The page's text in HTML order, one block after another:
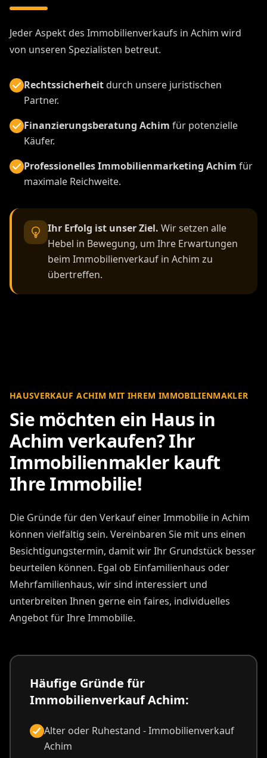
Jeder Aspekt des Immobilienverkaufs in Achim wird
von unseren Spezialisten betreut.
Rechtssicherheitdurch unsere juristischen
Partner.
Finanzierungsberatung Achim für potenzielle
Käufer.
Professionelles Immobilienmarketing Achim für
maximale Reichweite.
Ihr Erfolg ist unser Ziel. Wir setzen alle
Hebel in Bewegung, um Ihre Erwartungen
beim Immobilienverkauf in Achim zu
übertreffen.
HAUSVERKAUF ACHIM MIT IHREM IMMOBILIENMAKLER
Sie möchten ein Haus in
Achim verkaufen? Ihr
Immobilienmakler kauft
Ihre Immobilie!
Die Gründe für den Verkauf einer Immobilie in Achim
können vielfältig sein. Vereinbaren Sie mit uns einen
Besichtigungstermin, damit wir Ihr Grundstück besser
beurteilen können. Egal ob Einfamilienhaus oder
Mehrfamilienhaus, wir sind interessiert und
unterbreiten Ihnen gerne ein faires, individuelles
Angebot für Ihre Immobilie.
Häufige Gründe für
Immobilienverkauf Achim:
Alter oder Ruhestand - Immobilienverkauf
Achim